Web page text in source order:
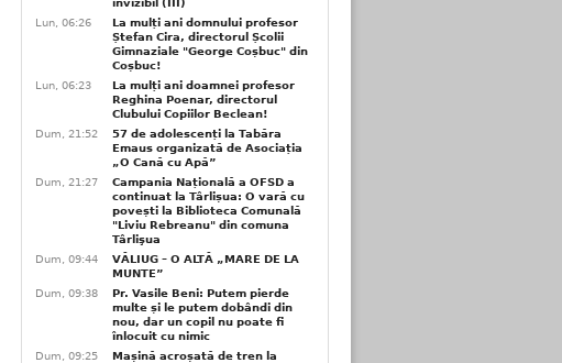
invizibil (III)
Lun, 06:26
La mulți ani domnului profesor
Ștefan Cira, directorul Școlii
Gimnaziale "George Coșbuc" din
Coșbuc!
Lun, 06:23
La mulți ani doamnei profesor
Reghina Poenar, directorul
Clubului Copiilor Beclean!
Dum, 21:52
57 de adolescenți la Tabăra
Emaus organizată de Asociația
„O Cană cu Apă”
Dum, 21:27
Campania Națională a OFSD a
continuat la Târlișua: O vară cu
povești la Biblioteca Comunală
"Liviu Rebreanu" din comuna
Târlişua
Dum, 09:44
VĂLIUG – O ALTĂ „MARE DE LA
MUNTE”
Dum, 09:38
Pr. Vasile Beni: Putem pierde
multe și le putem dobândi din
nou, dar un copil nu poate fi
înlocuit cu nimic
Dum, 09:25
Mașină acroșată de tren la